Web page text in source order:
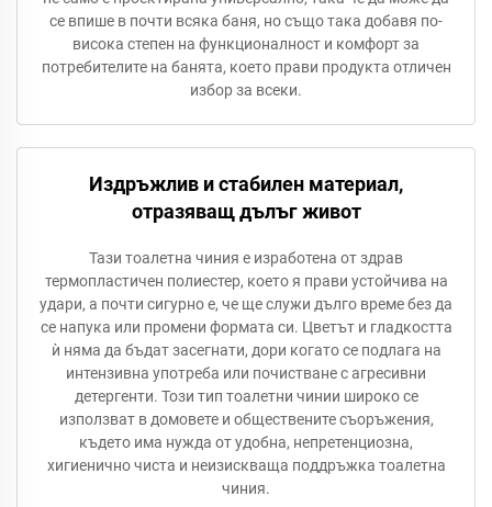
се впише в почти всяка баня, но също така добавя по-
висока степен на функционалност и комфорт за
потребителите на банята, което прави продукта отличен
избор за всеки.
Издръжлив и стабилен материал,
отразяващ дълъг живот
Тази тоалетна чиния е изработена от здрав
термопластичен полиестер, което я прави устойчива на
удари, а почти сигурно е, че ще служи дълго време без да
се напука или промени формата си. Цветът и гладкостта
ѝ няма да бъдат засегнати, дори когато се подлагa на
интензивна употреба или почистване с агресивни
детергенти. Този тип тоалетни чинии широко се
използват в домовете и обществените съоръжения,
където има нужда от удобна, непретенциозна,
хигиенично чиста и неизискваща поддръжка тоалетна
чиния.